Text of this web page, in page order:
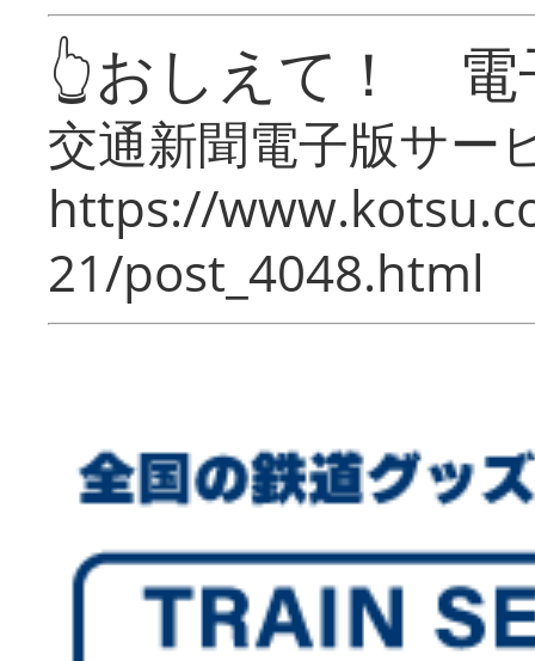
👆おしえて！ 電
交通新聞電子版サー
https://
21/post_4048.html